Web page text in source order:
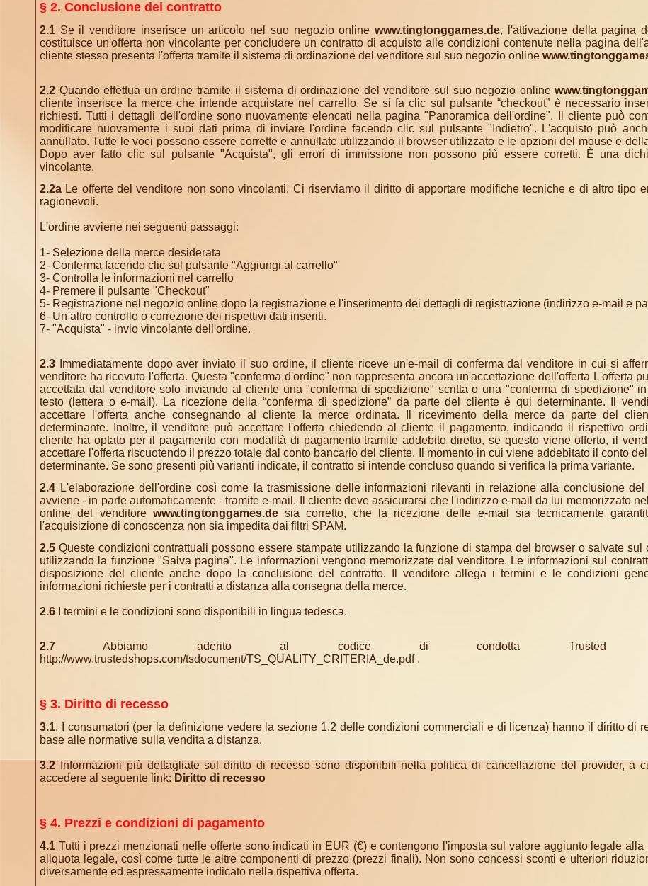
§ 2. Conclusione del contratto
2.1 Se il venditore inserisce un articolo nel suo negozio onlinewww.tingtonggames.de, l'attivazione della pagina
costituisce un'offerta non vincolante per concludere un contratto di acquisto alle condizioni contenute nella pagina
cliente stesso presenta l'offerta tramite il sistema di ordinazione del venditore sul suo negozio online
2.2 Quando effettua un ordine tramite il sistema di ordinazione del venditore sul suo negozio online
cliente inserisce la merce che intende acquistare nel carrello. Se si fa clic sul pulsante “checkout” è necessario
richiesti. Tutti i dettagli dell'ordine sono nuovamente elencati nella pagina "Panoramica dell'ordine". Il cliente può
modificare nuovamente i suoi dati prima di inviare l'ordine facendo clic sul pulsante "Indietro". L'acquisto può
annullato. Tutte le voci possono essere corrette e annullate utilizzando il browser utilizzato e le opzioni del mouse e
Dopo aver fatto clic sul pulsante "Acquista", gli errori di immissione non possono più essere corretti. È una
vincolante.
2.2a Le offerte del venditore non sono vincolanti. Ci riserviamo il diritto di apportare modifiche tecniche e di altro tipo
ragionevoli.
L'ordine avviene nei seguenti passaggi:
1- Selezione della merce desiderata
2- Conferma facendo clic sul pulsante "Aggiungi al carrello"
3- Controlla le informazioni nel carrello
4- Premere il pulsante "Checkout"
5- Registrazione nel negozio online dopo la registrazione e l'inserimento dei dettagli di registrazione (indirizzo e-mail e
6- Un altro controllo o correzione dei rispettivi dati inseriti.
7- "Acquista" - invio vincolante dell'ordine.
2.3 Immediatamente dopo aver inviato il suo ordine, il cliente riceve un'e-mail di conferma dal venditore in cui si
venditore ha ricevuto l'offerta. Questa "conferma d'ordine" non rappresenta ancora un'accettazione dell'offerta L'offerta
accettata dal venditore solo inviando al cliente una "conferma di spedizione" scritta o una "conferma di spedizione"
testo (lettera o e-mail). La ricezione della “conferma di spedizione” da parte del cliente è qui determinante. Il
accettare l'offerta anche consegnando al cliente la merce ordinata. Il ricevimento della merce da parte del
determinante. Inoltre, il venditore può accettare l'offerta chiedendo al cliente il pagamento, indicando il rispettivo
cliente ha optato per il pagamento con modalità di pagamento tramite addebito diretto, se questo viene offerto, il
accettare l'offerta riscuotendo il prezzo totale dal conto bancario del cliente. Il momento in cui viene addebitato il conto
determinante. Se sono presenti più varianti indicate, il contratto si intende concluso quando si verifica la prima variante.
2.4 L'elaborazione dell'ordine così come la trasmissione delle informazioni rilevanti in relazione alla conclusione del
avviene - in parte automaticamente - tramite e-mail. Il cliente deve assicurarsi che l'indirizzo e-mail da lui memorizzato
online del venditore www.tingtonggames.desia corretto, che la ricezione delle e-mail sia tecnicamente
l'acquisizione di conoscenza non sia impedita dai filtri SPAM.
2.5 Queste condizioni contrattuali possono essere stampate utilizzando la funzione di stampa del browser o salvate sul
utilizzando la funzione "Salva pagina". Le informazioni vengono memorizzate dal venditore. Le informazioni sul
disposizione del cliente anche dopo la conclusione del contratto. Il venditore allega i termini e le condizioni
informazioni richieste per i contratti a distanza alla consegna della merce.
2.6 I termini e le condizioni sono disponibili in lingua tedesca.
2.7 Abbiamo aderito al codice di condotta Trusted
http://www.trustedshops.com/tsdocument/TS_QUALITY_CRITERIA_de.pdf.
§ 3. Diritto di recesso
3.1. I consumatori (per la definizione vedere la sezione 1.2 delle condizioni commerciali e di licenza) hanno il diritto di
base alle normative sulla vendita a distanza.
3.2 Informazioni più dettagliate sul diritto di recesso sono disponibili nella politica di cancellazione del provider, a
accedere al seguente link: Diritto di recesso
§ 4. Prezzi e condizioni di pagamento
4.1 Tutti i prezzi menzionati nelle offerte sono indicati in EUR (€) e contengono l'imposta sul valore aggiunto legale alla
aliquota legale, così come tutte le altre componenti di prezzo (prezzi finali). Non sono concessi sconti e ulteriori
diversamente ed espressamente indicato nella rispettiva offerta.